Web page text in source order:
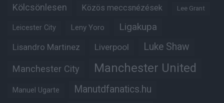
Kölcsönlesen Közös meccsnézések Lee Grant
Leicester City Leny Yoro Ligakupa
Lisandro Martinez Liverpool Luke Shaw
Manchester City Manchester United
Manuel Ugarte Manutdfanatics.hu